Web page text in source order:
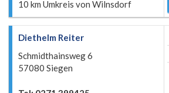
10 km Umkreis von Wilnsdorf
Diethelm Reiter
Schmidthainsweg 6
57080 Siegen